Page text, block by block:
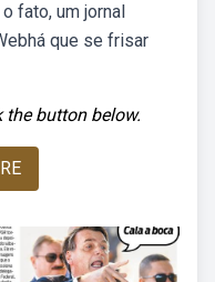
fato, um jornal
que se frisar
button below.